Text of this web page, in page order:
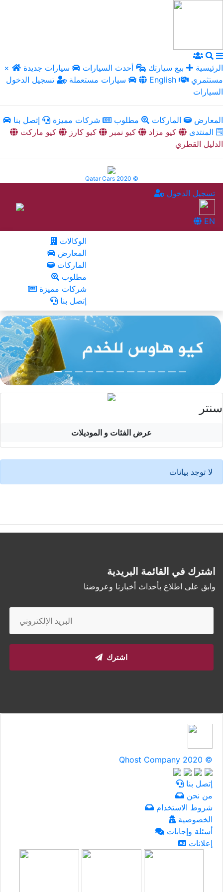
× الرئيسية بيع سيارتك أحدث السيارات
سيارات جديدة
سيارات مستعملة
تسجيل الدخول English
السيارات
المعارض الماركات مطلوب شركات مميزة
إتصل بنا
المنتدى
كيو مزاد كيو نمبر كيو كارز
كيو ماركت
الدليل القطري
Qatar Cars 2020 ©
تسجيل الدخول
EN
الوكالات
المعارض
الماركات
مطلوب
شركات مميزة
إتصل بنا
سنتر
عرض الفئات و الموديلات
لا توجد بيانات
اشترك في القائمة البريدية
وابق على اطلاع بأحداث أخبارنا وعروضنا
اشترك
Qhost Company 2020 ©
إتصل بنا
من نحن
شروط الاستخدام
الخصوصية
أسئلة وإجابات
إعلانات